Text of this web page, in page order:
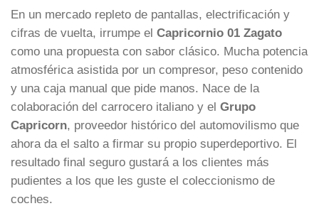
En un mercado repleto de pantallas, electrificación y
cifras de vuelta, irrumpe el Capricornio 01 Zagato
como una propuesta con sabor clásico. Mucha potencia
atmosférica asistida por un compresor, peso contenido
y una caja manual que pide manos. Nace de la
colaboración del carrocero italiano y el Grupo
Capricorn, proveedor histórico del automovilismo que
ahora da el salto a firmar su propio superdeportivo. El
resultado final seguro gustará a los clientes más
pudientes a los que les guste el coleccionismo de
coches.